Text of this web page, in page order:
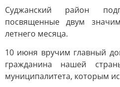
Суджанский район
посвященные двум
летнего месяца.
10 июня вручим главный
гражданина нашей
муниципалитета, которым